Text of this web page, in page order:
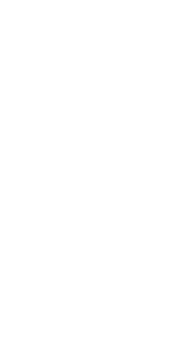
функціям, опціям,
найновішим
чи мчите ви по
НОВІ